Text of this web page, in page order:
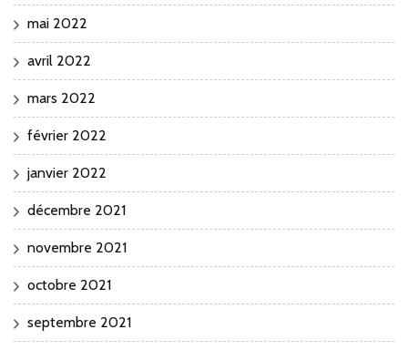
mai 2022
avril 2022
mars 2022
février 2022
janvier 2022
décembre 2021
novembre 2021
octobre 2021
septembre 2021